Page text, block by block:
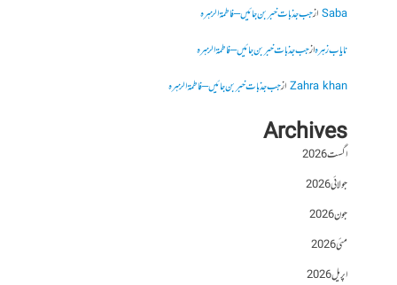
Sabaازجب جذبات خبر بن جائیں – فاطمۃالزہرہ
نایاب زہرہازجب جذبات خبر بن جائیں – فاطمۃالزہرہ
Zahra khanازجب جذبات خبر بن جائیں – فاطمۃالزہرہ
Archives
اگست 2026
جولائی 2026
جون 2026
مئی 2026
اپریل 2026